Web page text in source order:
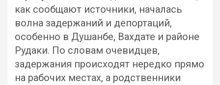
как сообщают источники, началась
волна задержаний и депортаций,
особенно в Душанбе, Вахдате и районе
Рудаки. По словам очевидцев,
задержания происходят нередко прямо
на рабочих местах, а родственники